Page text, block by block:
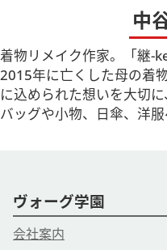
中
着物リメイク作家。「継-
2015年に亡くした母の着
に込められた想いを大切
バッグや小物、日傘、洋服
ヴォーグ学園
会社案内